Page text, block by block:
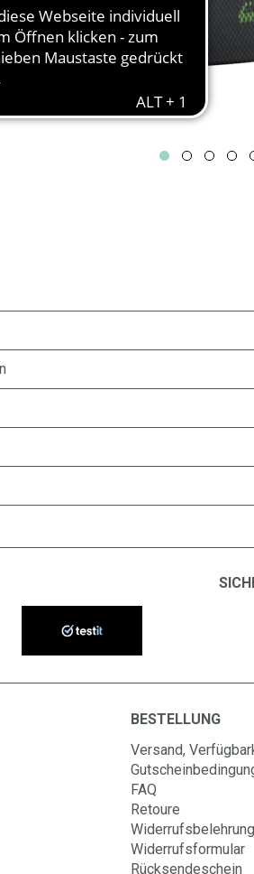
BESTELLUNG
Versand,
FAQ
Retoure
Widerrufsbelehrung
Widerrufsformular
Rücksendeschein